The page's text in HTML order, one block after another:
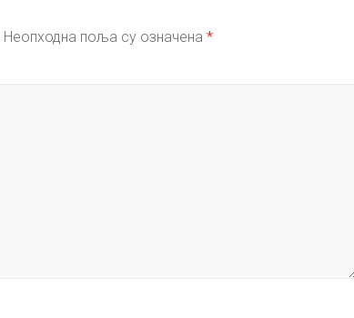
Неопходна поља су означена *